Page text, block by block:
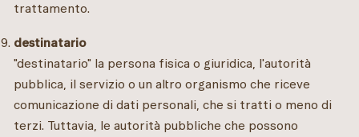
trattamento.
destinatario
"destinatario" la persona fisica o giuridica, l'autorità
pubblica, il servizio o un altro organismo che riceve
comunicazione di dati personali, che si tratti o meno di
terzi. Tuttavia, le autorità pubbliche che possono